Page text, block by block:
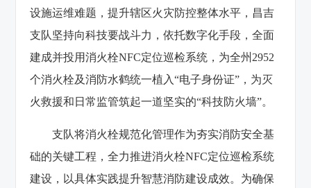
设施运维难题，提升辖区火灾防控整体水平，昌吉
支队坚持向科技要战斗力，依托数字化手段，全面
建成并投用消火栓NFC定位巡检系统，为全州2952
个消火栓及消防水鹤统一植入“电子身份证”，为灭
火救援和日常监管筑起一道坚实的“科技防火墙”。
支队将消火栓规范化管理作为夯实消防安全基
础的关键工程，全力推进消火栓NFC定位巡检系统
建设，以具体实践提升智慧消防建设成效。为确保